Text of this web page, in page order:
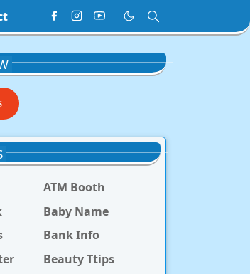
ATM Booth
Baby Name
Bank Info
Beauty Ttips